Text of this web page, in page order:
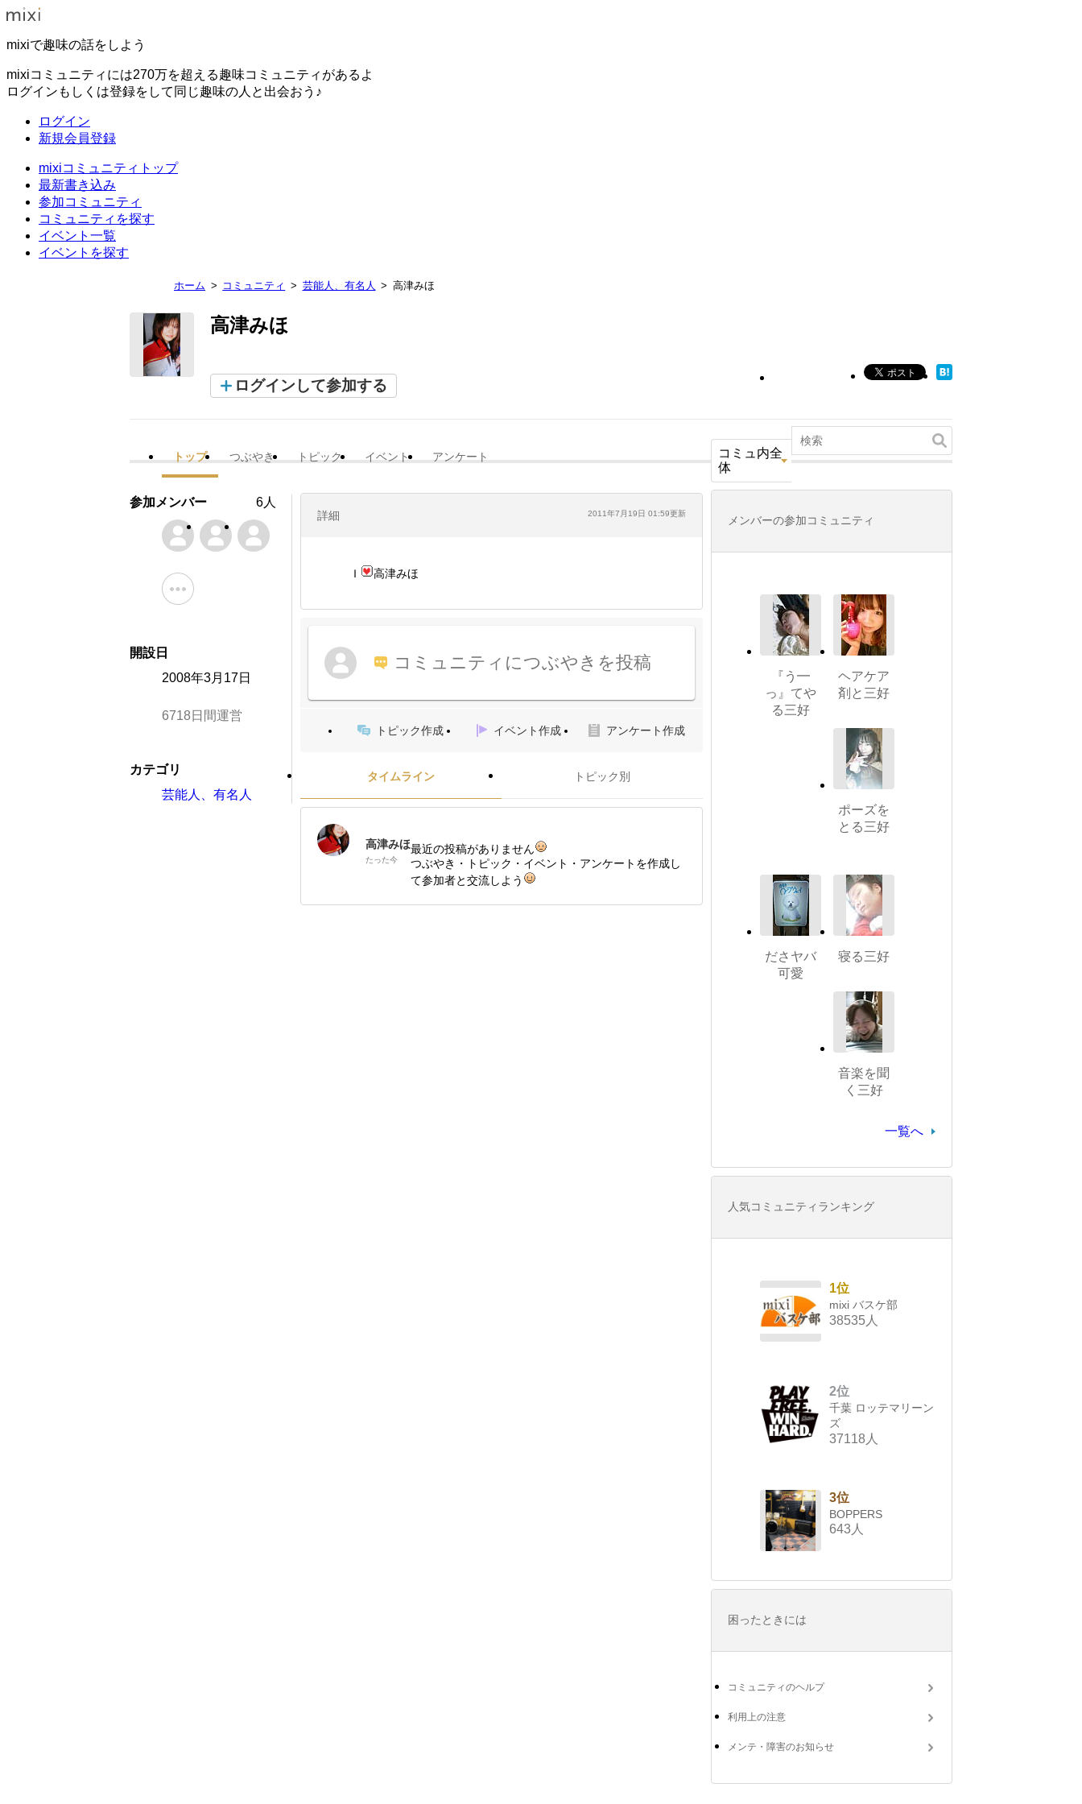
mixiで趣味の話をしよう
mixiコミュニティには270万を超える趣味コミュニティがあるよ
ログインもしくは登録をして同じ趣味の人と出会おう♪
ログイン
新規会員登録
mixiコミュニティトップ
最新書き込み
参加コミュニティ
コミュニティを探す
イベント一覧
イベントを探す
ホーム コミュニティ 芸能人、有名人 高津みほ
高津みほ
ログインして参加する
トップ つぶやき トピック イベント アンケート
コミュ内全
体
詳細 2011年7月19日 01:59更新
Ｉ 高津みほ
コミュニティにつぶやきを投稿
トピック作成 イベント作成 アンケート作成
タイムライン トピック別
高津みほ
たった今
最近の投稿がありません
つぶやき・トピック・イベント・アンケートを作成し
て参加者と交流しよう
参加メンバー 6人
開設日
2008年3月17日
6718日間運営
カテゴリ
芸能人、有名人
メンバーの参加コミュニティ
『う━
っ』てや
る三好
ヘアケア
剤と三好
ポーズを
とる三好
ださヤバ
可愛
寝る三好
音楽を聞
く三好
一覧へ
人気コミュニティランキング
1位
mixi バスケ部
38535人
2位
千葉 ロッテマリーン
ズ
37118人
3位
BOPPERS
643人
困ったときには
コミュニティのヘルプ
利用上の注意
メンテ・障害のお知らせ